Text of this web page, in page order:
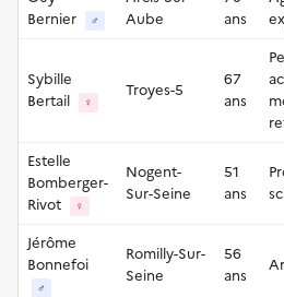
Bernier
♂
Aube
ans
Sybille
Bertail
♀
Troyes-5
67
ans
Estelle
Bomberger-
Rivot
♀
Nogent-
Sur-Seine
51
ans
Jérôme
Bonnefoi
♂
Romilly-Sur-
Seine
56
ans